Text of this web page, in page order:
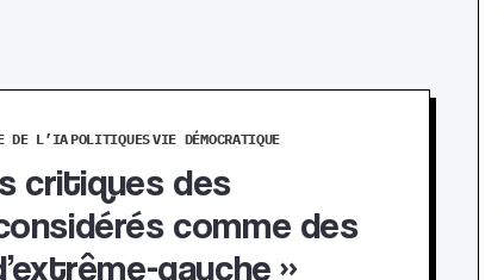
DE L’IA POLITIQUESVIE DÉMOCRATIQUE
critiques des
comme des
gauche »